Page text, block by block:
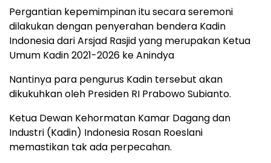
Pergantian kepemimpinan itu secara seremoni
dilakukan dengan penyerahan bendera Kadin
Indonesia dari Arsjad Rasjid yang merupakan Ketua
Umum Kadin 2021-2026 ke Anindya
Nantinya para pengurus Kadin tersebut akan
dikukuhkan oleh Presiden RI Prabowo Subianto.
Ketua Dewan Kehormatan Kamar Dagang dan
Industri (Kadin) Indonesia Rosan Roeslani
memastikan tak ada perpecahan.